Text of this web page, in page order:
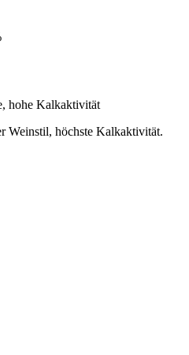
hohe Kalkaktivität
Weinstil, höchste Kalkaktivität.